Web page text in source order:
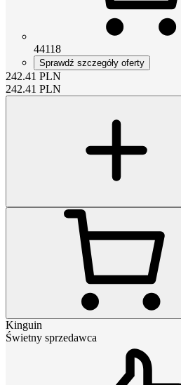
44118
Sprawdź szczegóły oferty
242.41 PLN
242.41 PLN
Kinguin
Świetny sprzedawca